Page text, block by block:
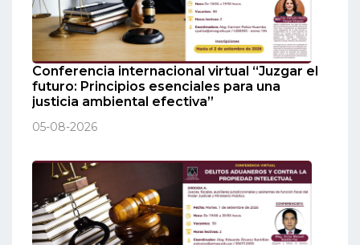
Conferencia internacional virtual “Juzgar el
futuro: Principios esenciales para una
justicia ambiental efectiva”
05-08-2026